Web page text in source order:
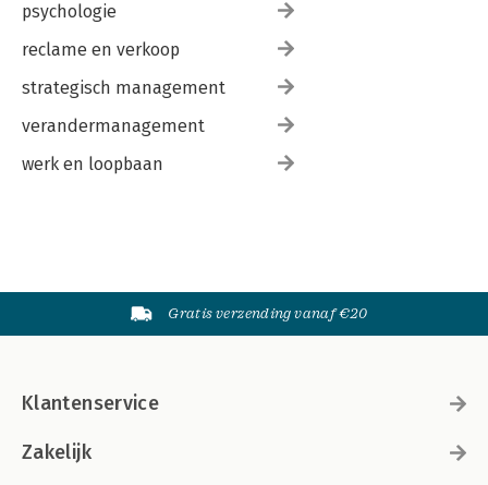
psychologie
reclame en verkoop
strategisch management
verandermanagement
werk en loopbaan
Gratis verzending vanaf €20
Klantenservice
Zakelijk